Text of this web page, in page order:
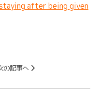
after being given
の記事へ